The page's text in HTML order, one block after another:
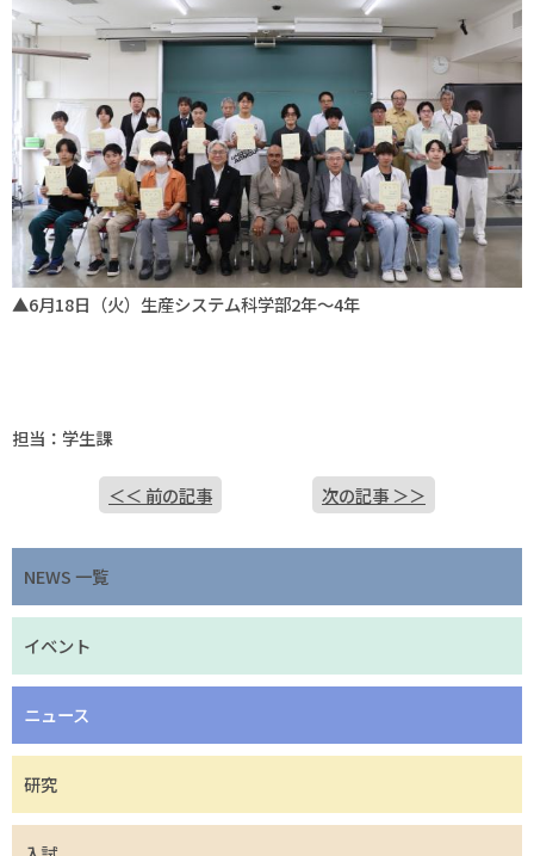
▲6月18日（火）生産システム科学部2年～4年
担当：学生課
＜＜ 前の記事 次の記事 ＞＞
NEWS 一覧
イベント
ニュース
研究